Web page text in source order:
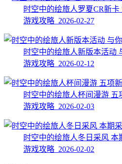
时空中的绘旅人罗夏CR新
游戏攻略 2026-02-27
时空中的绘旅人新版本活动
游戏攻略 2026-02-12
时空中的绘旅人杯间漫游
游戏攻略 2026-02-03
时空中的绘旅人冬日采风 本
游戏攻略 2026-02-02